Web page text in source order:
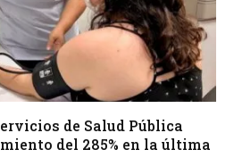
de Salud Pública
del 285% en la última